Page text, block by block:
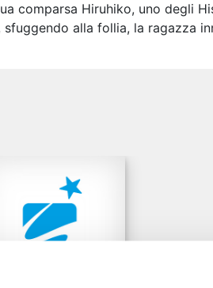
comparsa Hiruhiko, uno degli
alla follia, la ragazza